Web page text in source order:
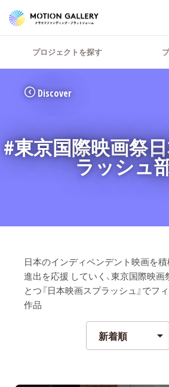
プロジェクトを探す
Discover
#東京国際映画祭
ラッシュ
日本のインディペンデント映画を積
進出を応援 していく、東京国際映
とつ『日本映画スプラッシュ』でフ
作品